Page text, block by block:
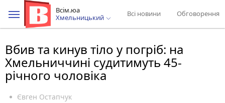
Всім.юа
Хмельницький
Всі новини Обговорення
Вбив та кинув тіло у погріб: на
Хмельниччині судитимуть 45-
річного чоловіка
Євген Остапчук